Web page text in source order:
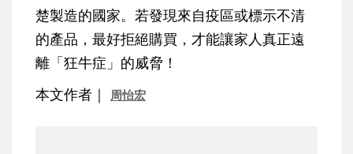
楚製造的國家。若發現來自疫區或標示不清
的產品，最好拒絕購買，才能讓家人真正遠
離「狂牛症」的威脅！
本文作者｜
周怡宏